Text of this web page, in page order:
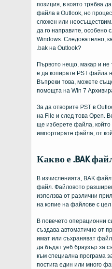
позиция, в която трябва
файла в Outlook, но
сложен или
да го направите, особено
Windows. Следователно,
.bak на Outlook?
Първото нещо, макар и не
е да копирате PST файла
Въпреки това, можете
помощта на Win 7
За да отворите PST в
на File и след това Open.
ще изберете файла, който
импортирате файла, от
Какво е .BAK
В изчисленията, BAK
файл. Файловото
използва от различни
на копие на файлове с
В повечето операционни
създава автоматично от
имат или съхраняват
да бъдат уеб браузър за
към специална програма
постига един или много